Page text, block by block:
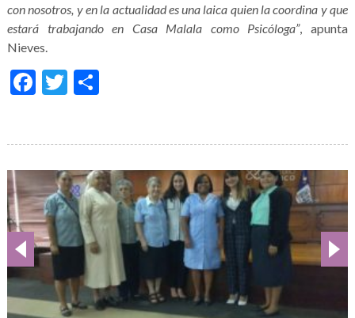
con nosotros, y en la actualidad es una laica quien la coordina y que
estará trabajando en Casa Malala como Psicóloga”, apunta
Nieves.
Facebook
Twitter
Compartir
de
imágenes